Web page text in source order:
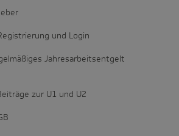
und Login
Jahresarbeitsentgelt
zur U1 und U2